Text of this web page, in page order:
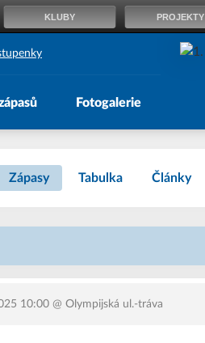
Fotogalerie
Zápasy Tabulka Články
10:00@ Olympijská ul.-tráva
KLUBY PROJEKTY